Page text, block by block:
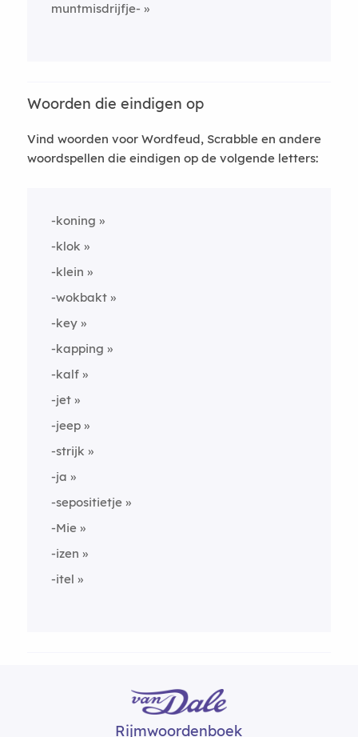
muntmisdrijfje-
Woorden die eindigen op
Vind woorden voor Wordfeud, Scrabble en andere
woordspellen die eindigen op de volgende letters:
-koning
-klok
-klein
-wokbakt
-key
-kapping
-kalf
-jet
-jeep
-strijk
-ja
-sepositietje
-Mie
-izen
-itel
Rijmwoordenboek